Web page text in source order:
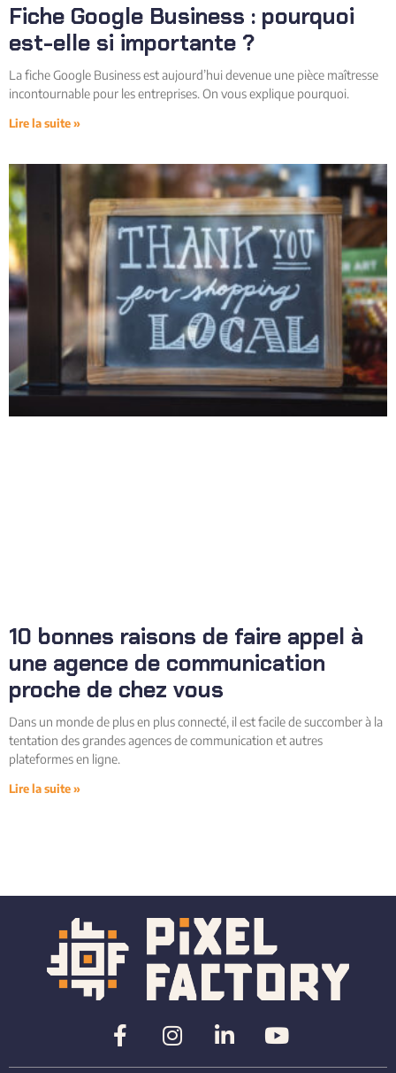
Fiche Google Business : pourquoi
est-elle si importante ?
La fiche Google Business est aujourd’hui devenue une pièce maîtresse
incontournable pour les entreprises. On vous explique pourquoi.
Lire la suite »
10 bonnes raisons de faire appel à
une agence de communication
proche de chez vous
Dans un monde de plus en plus connecté, il est facile de succomber à la
tentation des grandes agences de communication et autres
plateformes en ligne.
Lire la suite »